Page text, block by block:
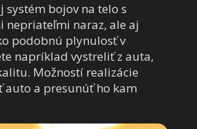
bojov na telo s
nepriateľmi naraz, ale aj
podobnú plynulosť v
napríklad vystreliť z auta,
Možností realizácie
auto a presunúť ho kam